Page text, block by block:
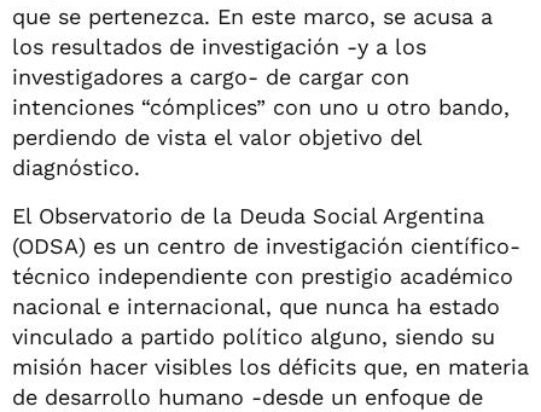
que se pertenezca. En este marco, se acusa a
los resultados de investigación -y a los
investigadores a cargo- de cargar con
intenciones “cómplices” con uno u otro bando,
perdiendo de vista el valor objetivo del
diagnóstico.
El Observatorio de la Deuda Social Argentina
(ODSA) es un centro de investigación científico-
técnico independiente con prestigio académico
nacional e internacional, que nunca ha estado
vinculado a partido político alguno, siendo su
misión hacer visibles los déficits que, en materia
de desarrollo humano -desde un enfoque de